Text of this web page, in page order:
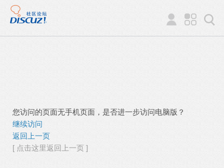
您访问的页面无手机页面，是否进一步访问电脑版？
继续访问
返回上一页
[ 点击这里返回上一页 ]